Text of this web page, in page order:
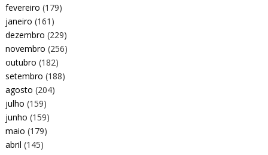
fevereiro (179)
janeiro (161)
dezembro (229)
novembro (256)
outubro (182)
setembro (188)
agosto (204)
julho (159)
junho (159)
maio (179)
abril (145)